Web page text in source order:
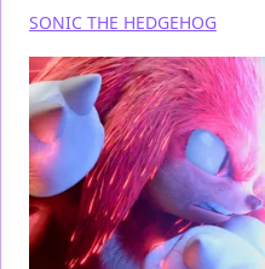
SONIC THE HEDGEHOG